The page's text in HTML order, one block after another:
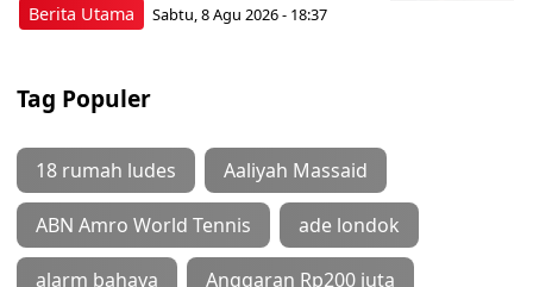
Berita Utama Sabtu, 8 Agu 2026 - 18:37
Tag Populer
18 rumah ludes Aaliyah Massaid
ABN Amro World Tennis ade londok
alarm bahaya Anggaran Rp200 juta